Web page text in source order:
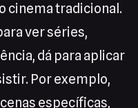
cinema tradicional.
ver séries,
dá para aplicar
Por exemplo,
específicas,